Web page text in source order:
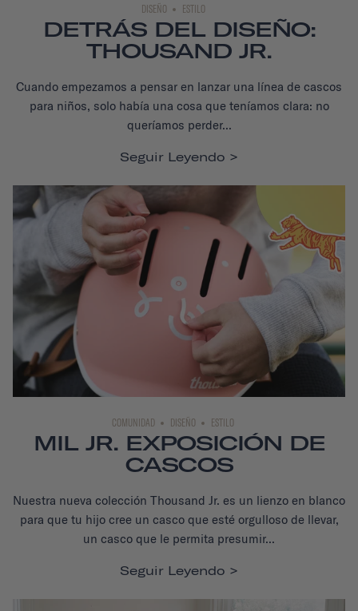
DISEÑO ESTILO
DETRÁS DEL DISEÑO:
THOUSAND JR.
Cuando empezamos a pensar en lanzar una línea de cascos
para niños, solo había una cosa que teníamos clara: no
queríamos perder...
Seguir Leyendo
COMUNIDAD DISEÑO ESTILO
MIL JR. EXPOSICIÓN DE
CASCOS
Nuestra nueva colección Thousand Jr. es un lienzo en blanco
para que tu hijo cree un casco que esté orgulloso de llevar,
un casco que le permita presumir...
Seguir Leyendo